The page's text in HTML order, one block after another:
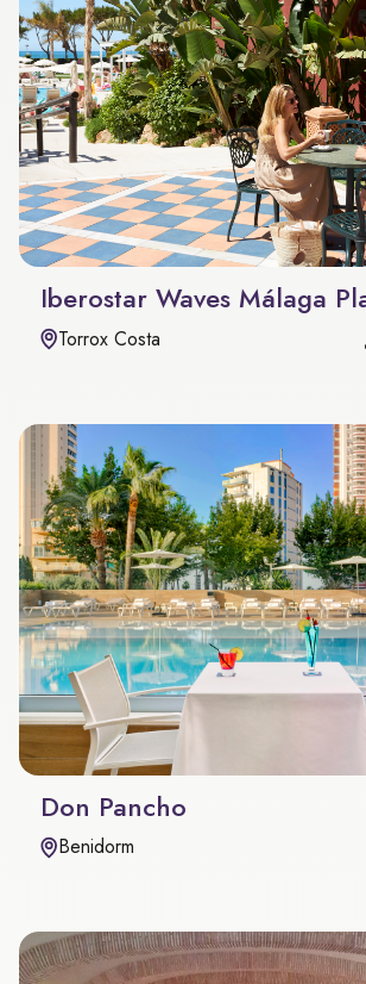
Iberostar Waves Málaga
Torrox Costa
Don Pancho
Benidorm